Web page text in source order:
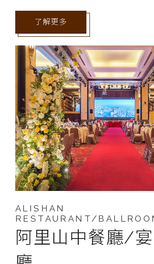
了解更多
ALISHAN
RESTAURANT/
阿里山中餐廳/